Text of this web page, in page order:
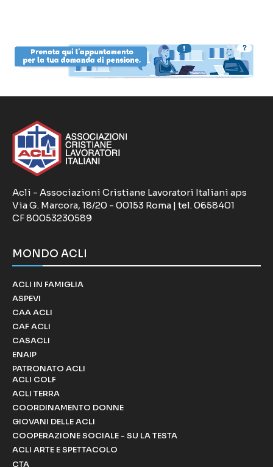
Acli - Associazioni Cristiane Lavoratori Italiani aps
Via G. Marcora, 18/20 - 00153 Roma | tel. 0658401
CF 80053230589
MONDO ACLI
ACLI IN FAMIGLIA
ASPEVI
CAA ACLI
CAF ACLI
CASACLI
ENAIP
PATRONATO ACLI
ACLI COLF
ACLI TERRA
COORDINAMENTO DONNE
GIOVANI DELLE ACLI
COOPERAZIONE SOCIALE - SU LA TESTA
ACLI ARTE E SPETTACOLO
CTA